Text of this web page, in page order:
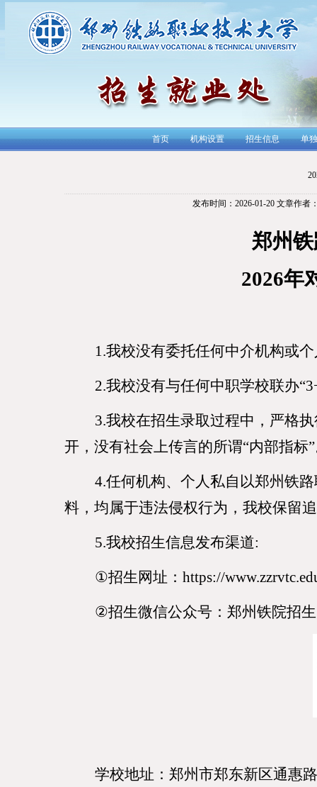
首页 机构设置 招生信息 单
发布时间：2026-01-20 文章作者
郑州
2026年
1.我校没有委托任何中介机构或
2.我校没有与任何中职学校联办“
3.我校在招生录取过程中，严格
开，没有社会上传言的所谓“内部指标
4.任何机构、个人私自以郑州铁
料，均属于违法侵权行为，我校保留
5.我校招生信息发布渠道:
①招生网址： https://
②招生微信公众号： 郑州铁院招
学校地址：郑州市郑东新区通惠路